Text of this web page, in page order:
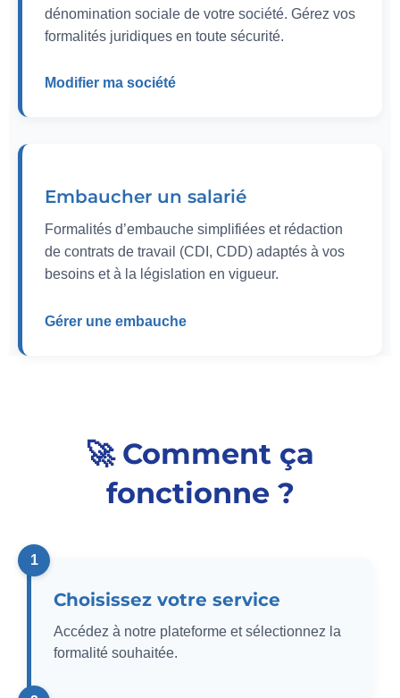
dénomination sociale de votre société. Gérez vos
formalités juridiques en toute sécurité.
Modifier ma société
Embaucher un salarié
Formalités d’embauche simplifiées et rédaction
de contrats de travail (CDI, CDD) adaptés à vos
besoins et à la législation en vigueur.
Gérer une embauche
🚀 Comment ça
fonctionne ?
Choisissez votre service
Accédez à notre plateforme et sélectionnez la
formalité souhaitée.